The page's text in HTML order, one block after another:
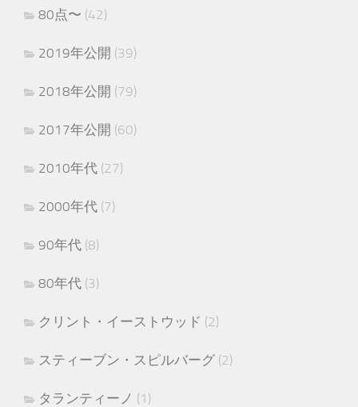
80点〜 (42)
2019年公開 (39)
2018年公開 (79)
2017年公開 (60)
2010年代 (27)
2000年代 (7)
90年代 (8)
80年代 (3)
クリント・イーストウッド (2)
スティーブン・スピルバーグ (2)
タランティーノ (1)